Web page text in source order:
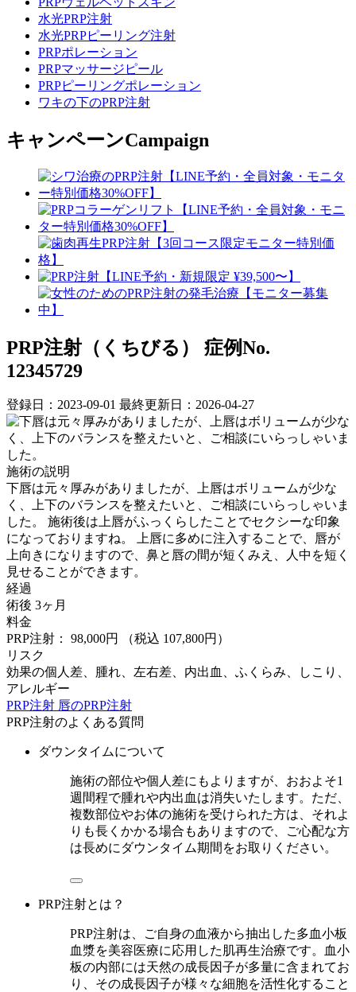
水光PRP注射
水光PRPピーリング注射
PRPポレーション
PRPマッサージピール
PRPピーリングポレーション
ワキの下のPRP注射
キャンペーンCampaign
PRP注射（くちびる）
症例No.
12345729
登録日：2023-09-01 最終更新日：2026-04-27
施術の説明
下唇は元々厚みがありましたが、上唇はボリュームが少な
く、上下のバランスを整えたいと、ご相談にいらっしゃいま
した。 施術後は上唇がふっくらしたことでセクシーな印象
になっておりますね。 上唇に多めに注入することで、唇が
上向きになりますので、鼻と唇の間が短くみえ、人中を短く
見せることができます。
経過
術後 3ヶ月
料金
PRP注射： 98,000円
（税込 107,800円）
リスク
効果の個人差、腫れ、左右差、内出血、ふくらみ、しこり、
アレルギー
PRP注射 唇のPRP注射
PRP注射のよくある質問
ダウンタイムについて
施術の部位や個人差にもよりますが、おおよそ1
週間程で腫れや内出血は消失いたします。ただ、
複数部位やお体の施術を受けられた方は、それよ
りも長くかかる場合もありますので、ご心配な方
は長めにダウンタイム期間をお取りください。
PRP注射とは？
PRP注射は、ご自身の血液から抽出した多血小板
血漿を美容医療に応用した肌再生治療です。血小
板の内部には天然の成長因子が多量に含まれてお
り、その成長因子が様々な細胞を活性化すること